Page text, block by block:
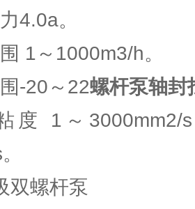
4.0a。
1～1000m3/h。
-20～22螺杆泵轴封
度 1～3000mm2/
双螺杆泵